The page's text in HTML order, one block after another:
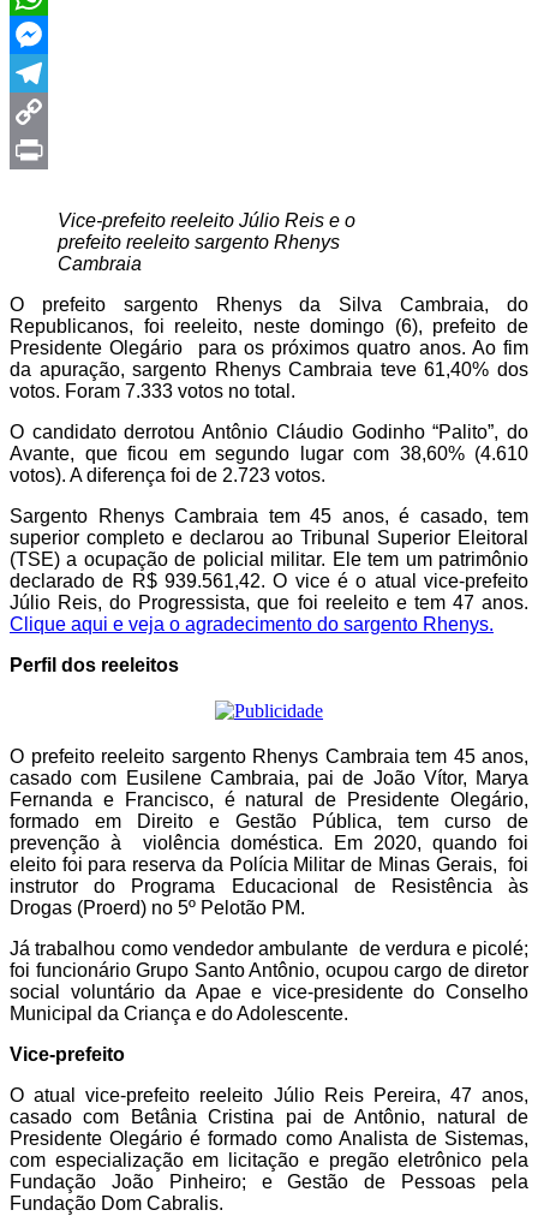
WhatsApp
Messenger
Telegram
Copy
Vice-prefeito reeleito Júlio Reis e o
prefeito reeleito sargento Rhenys
Cambraia
O prefeito sargento Rhenys da Silva Cambraia, do
Republicanos, foi reeleito, neste domingo (6), prefeito de
Presidente Olegário para os próximos quatro anos. Ao fim
da apuração, sargento Rhenys Cambraia teve 61,40% dos
votos. Foram 7.333 votos no total.
O candidato derrotou Antônio Cláudio Godinho “Palito”, do
Avante, que ficou em segundo lugar com 38,60% (4.610
votos). A diferença foi de 2.723 votos.
Sargento Rhenys Cambraia tem 45 anos, é casado, tem
superior completo e declarou ao Tribunal Superior Eleitoral
(TSE) a ocupação de policial militar. Ele tem um patrimônio
declarado de R$ 939.561,42. O vice é o atual vice-prefeito
Júlio Reis, do Progressista, que foi reeleito e tem 47 anos.
Clique aqui e veja o agradecimento do sargento Rhenys.
Perfil dos reeleitos
O prefeito reeleito sargento Rhenys Cambraia tem 45 anos,
casado com Eusilene Cambraia, pai de João Vítor, Marya
Fernanda e Francisco, é natural de Presidente Olegário,
formado em Direito e Gestão Pública, tem curso de
prevenção à violência doméstica. Em 2020, quando foi
eleito foi para reserva da Polí­cia Militar de Minas Gerais, foi
instrutor do Programa Educacional de Resistência às
Drogas (Proerd) no 5º Pelotão PM.
Já trabalhou como vendedor ambulante de verdura e picolé;
foi funcionário Grupo Santo Antônio, ocupou cargo de diretor
social voluntário da Apae e vice-presidente do Conselho
Municipal da Criança e do Adolescente.
Vice-prefeito
O atual vice-prefeito reeleito Júlio Reis Pereira, 47 anos,
casado com Betânia Cristina pai de Antônio, natural de
Presidente Olegário é formado como Analista de Sistemas,
com especialização em licitação e pregão eletrônico pela
Fundação João Pinheiro; e Gestão de Pessoas pela
Fundação Dom Cabralis.